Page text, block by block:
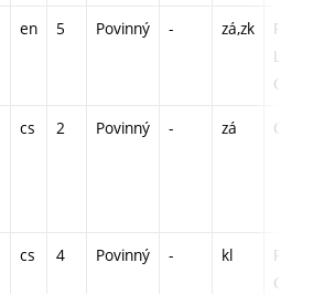
en 5 Povinný - zá,zk
P -
L - 1 /
C1 -
cs 2 Povinný - zá C1 -
cs 4 Povinný - kl
P -
C1 -